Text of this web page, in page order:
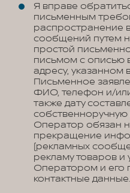
Я вправе
письменным
распространение
сообщений путем
простой
письмом с описью
адресу, указанном
Письменное
ФИО, телефон и/
также дату
собственноручную
Оператор обязан
прекращение
(рекламных
рекламу товаров и
Оператором и его
контактные данные.